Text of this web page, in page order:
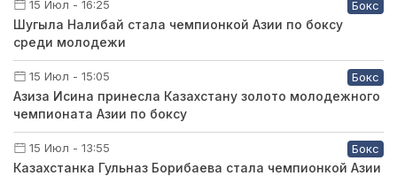
15 Июл - 16:25 Бокс
Шугыла Налибай стала чемпионкой Азии по боксу
среди молодежи
15 Июл - 15:05 Бокс
Азиза Исина принесла Казахстану золото молодежного
чемпионата Азии по боксу
15 Июл - 13:55 Бокс
Казахстанка Гульназ Борибаева стала чемпионкой Азии